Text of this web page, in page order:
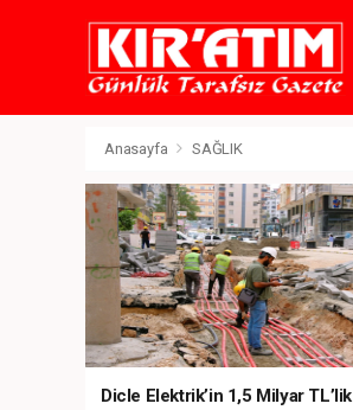
Anasayfa SAĞLIK
Dicle Elektrik’in 1,5 Milyar TL’lik